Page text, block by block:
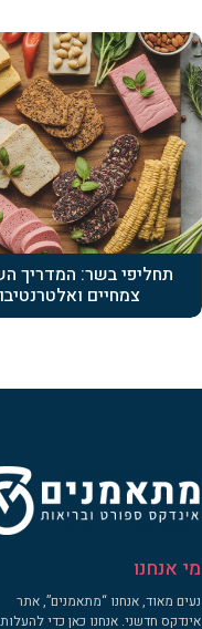
תחליפי בשר: המדריך
צמחיים
מי אנחנו
נעים מאוד, אנחנו “מתאמנים”, אתר
אינדקס חדשני. אנחנו כאן כדי להעלות